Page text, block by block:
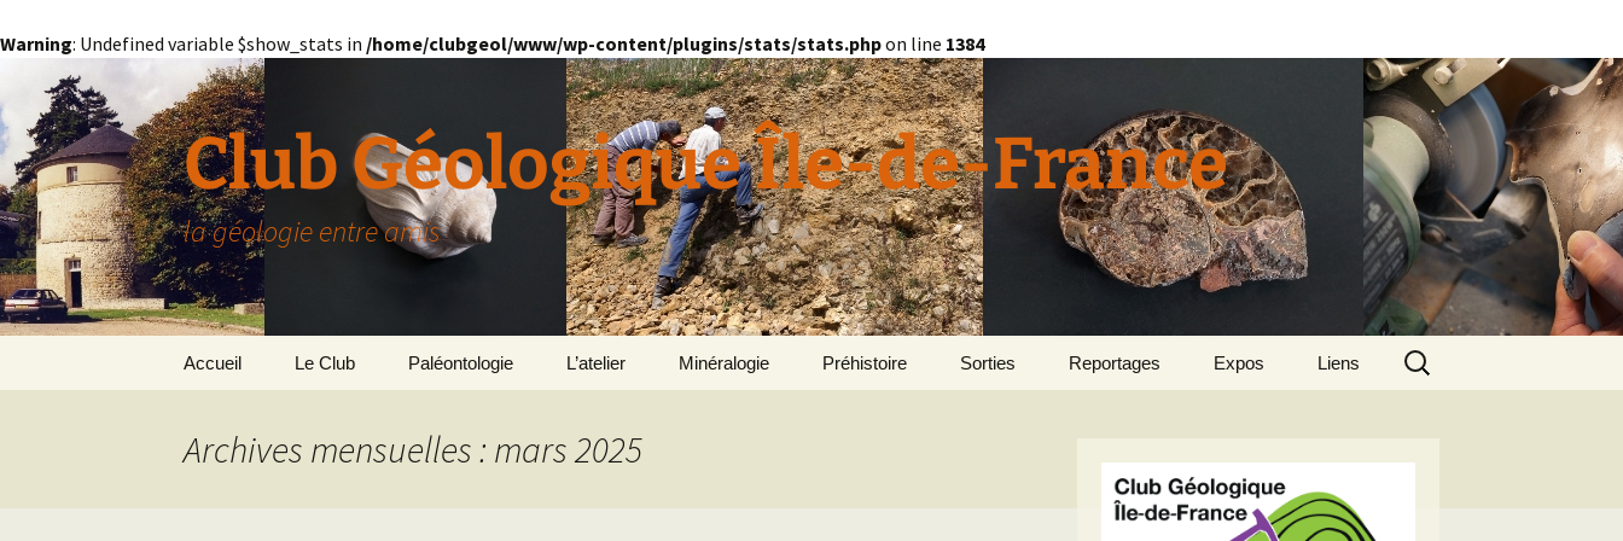
Warning: Undefined variable $show_stats in /home/clubgeol/www/wp-content/plugins/stats/stats.phpon line 1384
au
contenu
Club Géologique Île-de-France
la géologie entre amis
Accueil Le Club Paléontologie L’atelier Minéralogie Préhistoire Sorties Reportages Expos Liens
Rechercher :
Archives mensuelles : mars 2025